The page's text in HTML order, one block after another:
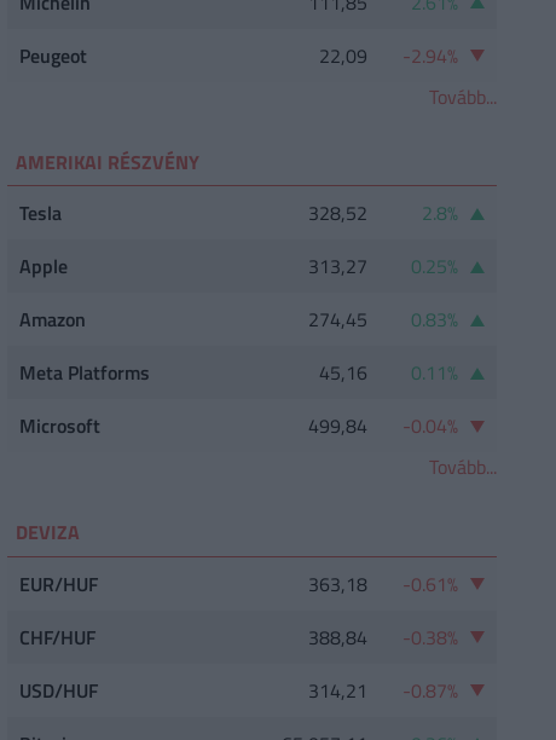
Peugeot
22,09
-2.94%
Tovább...
AMERIKAI RÉSZVÉNY
Tesla
328,52
2.8%
Apple
313,27
0.25%
Amazon
274,45
0.83%
Meta Platforms
45,16
0.11%
Microsoft
499,84
-0.04%
Tovább...
DEVIZA
EUR/HUF
363,18
-0.61%
CHF/HUF
388,84
-0.38%
USD/HUF
314,21
-0.87%